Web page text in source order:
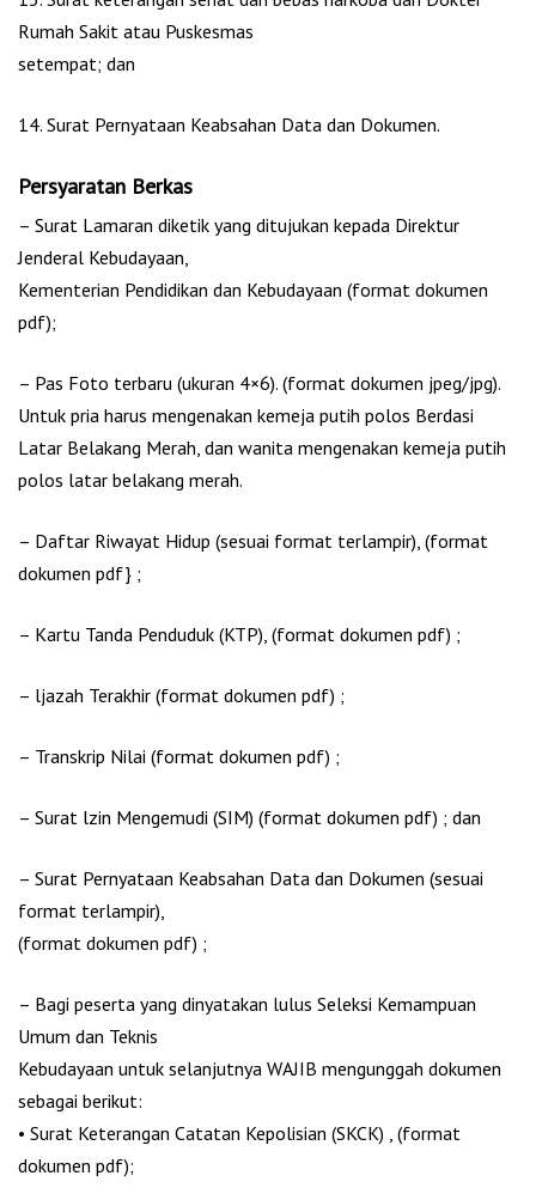
Rumah Sakit atau Puskesmas
setempat; dan
14. Surat Pernyataan Keabsahan Data dan Dokumen.
Persyaratan Berkas
– Surat Lamaran diketik yang ditujukan kepada Direktur
Jenderal Kebudayaan,
Kementerian Pendidikan dan Kebudayaan (format dokumen
pdf);
– Pas Foto terbaru (ukuran 4×6). (format dokumen jpeg/jpg).
Untuk pria harus mengenakan kemeja putih polos Berdasi
Latar Belakang Merah, dan wanita mengenakan kemeja putih
polos latar belakang merah.
– Daftar Riwayat Hidup (sesuai format terlampir), (format
dokumen pdf} ;
– Kartu Tanda Penduduk (KTP), (format dokumen pdf) ;
– ljazah Terakhir (format dokumen pdf) ;
– Transkrip Nilai (format dokumen pdf) ;
– Surat lzin Mengemudi (SIM) (format dokumen pdf) ; dan
– Surat Pernyataan Keabsahan Data dan Dokumen (sesuai
format terlampir),
(format dokumen pdf) ;
– Bagi peserta yang dinyatakan lulus Seleksi Kemampuan
Umum dan Teknis
Kebudayaan untuk selanjutnya WAJIB mengunggah dokumen
sebagai berikut:
• Surat Keterangan Catatan Kepolisian (SKCK) , (format
dokumen pdf);